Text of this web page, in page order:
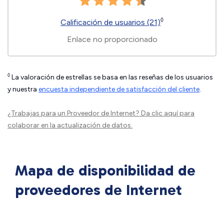
Calificación de usuarios (21)◊
Enlace no proporcionado
◊ La valoración de estrellas se basa en las reseñas de los usuarios
y nuestra encuesta independiente de satisfacción del cliente.
¿Trabajas para un Proveedor de Internet? Da clic aquípara
colaborar en la actualización de datos.
Mapa de disponibilidad de
proveedores de Internet